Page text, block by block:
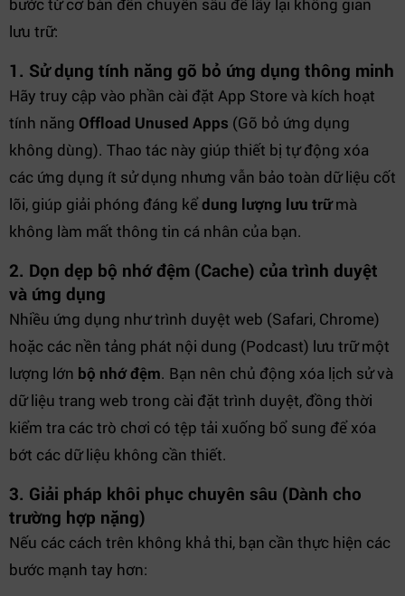
lưu trữ:
1. Sử dụng tính năng gỡ bỏ ứng dụng thông minh
Hãy truy cập vào phần cài đặt App Store và kích hoạt
tính năng Offload Unused Apps (Gỡ bỏ ứng dụng
không dùng). Thao tác này giúp thiết bị tự động xóa
các ứng dụng ít sử dụng nhưng vẫn bảo toàn dữ liệu cốt
lõi, giúp giải phóng đáng kểdung lượng lưu trữmà
không làm mất thông tin cá nhân của bạn.
2. Dọn dẹp bộ nhớ đệm (Cache) của trình duyệt
và ứng dụng
Nhiều ứng dụng như trình duyệt web (Safari, Chrome)
hoặc các nền tảng phát nội dung (Podcast) lưu trữ một
lượng lớn bộ nhớ đệm. Bạn nên chủ động xóa lịch sử và
dữ liệu trang web trong cài đặt trình duyệt, đồng thời
kiểm tra các trò chơi có tệp tải xuống bổ sung để xóa
bớt các dữ liệu không cần thiết.
3. Giải pháp khôi phục chuyên sâu (Dành cho
trường hợp nặng)
Nếu các cách trên không khả thi, bạn cần thực hiện các
bước mạnh tay hơn: